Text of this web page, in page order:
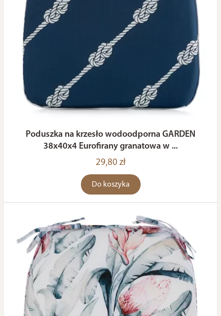
Poduszka na krzesło wodoodporna GARDEN
38x40x4 Eurofirany granatowa w ...
29,80 zł
Do koszyka